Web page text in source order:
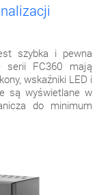
szybka i pewna
serii FC360 mają
wskaźniki LED i
są wyświetlane w
do minimum